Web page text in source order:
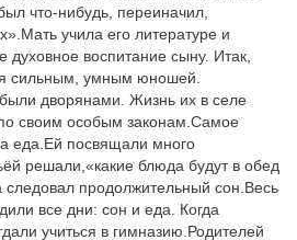
что-нибудь, переиначил,
учила его литературе и
духовное воспитание сыну. Итак,
сильным, умным юношей.
дворянами. Жизнь их в селе
своим особым законам.Самое
еда.Ей посвящали много
решали,«какие блюда будут в обед
продолжительный сон.Весь
все дни: сон и еда. Когда
учиться в гимназию.Родителей